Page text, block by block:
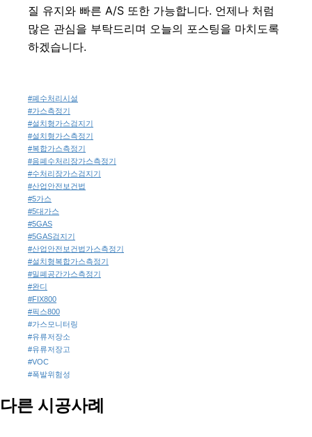
질 유지와 빠른 A/S 또한 가능합니다. 언제나 처럼
많은 관심을 부탁드리며 오늘의 포스팅을 마치도록
하겠습니다.
#폐수처리시설
#가스측정기
#설치형가스검지기
#설치형가스측정기
#복합가스측정기
#음폐수처리장가스측정기
#수처리장가스검지기
#산업안전보건법
#5가스
#5대가스
#5GAS
#5GAS검지기
#산업안전보건법가스측정기
#설치형복합가스측정기
#밀폐공간가스측정기
#완디
#FIX800
#픽스800
#가스모니터링
#유류저장소
#유류저장고
#VOC
#폭발위험성
다른 시공사례